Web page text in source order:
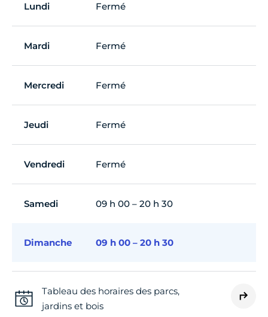
Lundi Fermé
Mardi Fermé
Mercredi Fermé
Jeudi Fermé
Vendredi Fermé
Samedi 09 h 00 – 20 h 30
Dimanche 09 h 00 – 20 h 30
Tableau des horaires des parcs,
jardins et bois